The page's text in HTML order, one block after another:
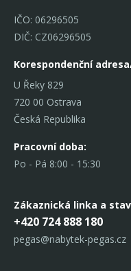
IČO: 06296505
DIČ: CZ06296505
Korespondenční
U Řeky 829
720 00 Ostrava
Česká Republika
Pracovní doba:
Po - Pá 8:00 - 15:30
Zákaznická linka a
+420 724 888 180
pegas@nabytek-pegas.cz